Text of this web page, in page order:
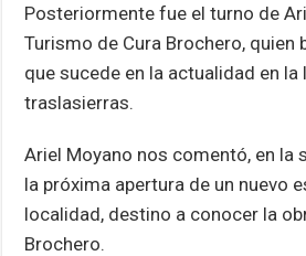
Posteriormente fue el turno de
Turismo de Cura Brochero, quien
que sucede en la actualidad en
traslasierras.
Ariel Moyano nos comentó, en la
la próxima apertura de un nuevo
localidad, destino a conocer la
Brochero.